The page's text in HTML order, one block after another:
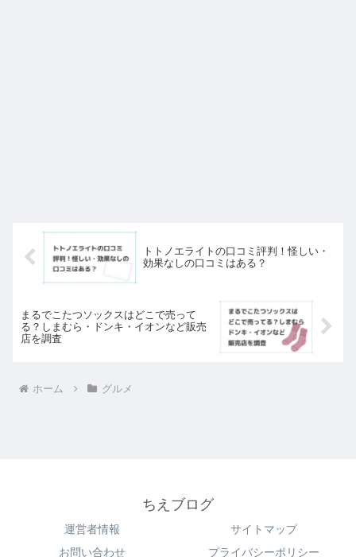
トトノエライトの口コミ評判！怪しい・
効果なしの口コミはある？
まるでこたつソックスはどこで売って
る？しまむら・ドンキ・イオンなど販売
店を調査
ホーム グルメ
ちえブログ
運営者情報
サイトマップ
お問い合わせ
プライバシーポリシー